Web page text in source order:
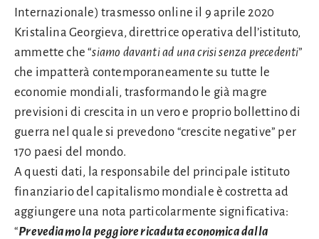
Internazionale) trasmesso online il 9 aprile 2020
Kristalina Georgieva, direttrice operativa dell’istituto,
ammette che “siamo davanti ad una crisi senza precedenti”
che impatterà contemporaneamente su tutte le
economie mondiali, trasformando le già magre
previsioni di crescita in un vero e proprio bollettino di
guerra nel quale si prevedono “crescite negative” per
170 paesi del mondo.
A questi dati, la responsabile del principale istituto
finanziario del capitalismo mondiale è costretta ad
aggiungere una nota particolarmente significativa:
“Prevediamo la peggiore ricaduta economica dalla